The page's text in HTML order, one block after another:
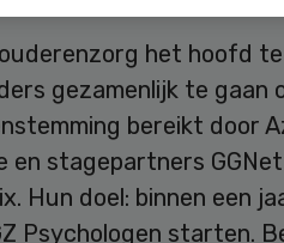
het hoofd
gezamenlijk te gaan
bereikt door
en stagepartners
Hun doel: binnen een
Psychologen starten.